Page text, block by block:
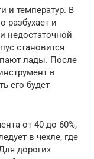
и температур. В
и
недостаточной
становится
лады. После
в
его будет
от 40 до 60%,
в чехле, где
дорогих